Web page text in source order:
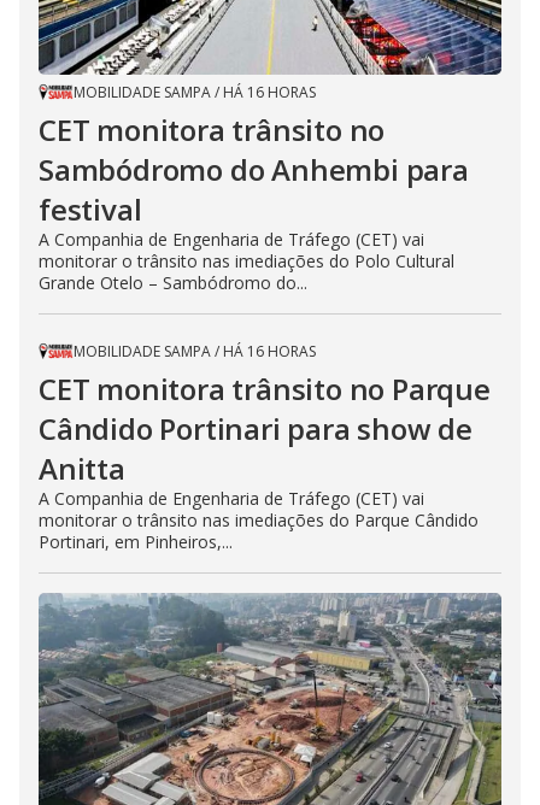
MOBILIDADE SAMPA/ HÁ 16 HORAS
CET monitora trânsito no
Sambódromo do Anhembi para
festival
A Companhia de Engenharia de Tráfego (CET) vai
monitorar o trânsito nas imediações do Polo Cultural
Grande Otelo – Sambódromo do...
MOBILIDADE SAMPA/ HÁ 16 HORAS
CET monitora trânsito no Parque
Cândido Portinari para show de
Anitta
A Companhia de Engenharia de Tráfego (CET) vai
monitorar o trânsito nas imediações do Parque Cândido
Portinari, em Pinheiros,...